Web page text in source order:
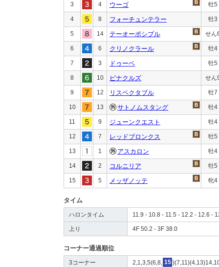
3 4 ウーゴ 牡5
4 8 フォーチュンテラー 牡3
5 14 テーオーポシブル せん
6 6 クリノクラール 牡4
7 3 ドゥーベ 牡5
8 10 ピナクルズ せん
9 12 リスペクタブル 牡7
10 13 サトノムスタング 牡4
11 9 ジューンクエスト 牡4
12 7 レッドブロンクス 牡5
13 1 アスカロン 牡4
14 2 コルニリア 牡5
15 5 メッザノッテ 牝4
タイム
ハロンタイム 11.9 - 10.8 - 11.5 - 12.2 - 12.6 -
上り 4F 50.2 - 3F 38.0
コーナー通過順位
3コーナー 2,1,3,5(6,8, 15